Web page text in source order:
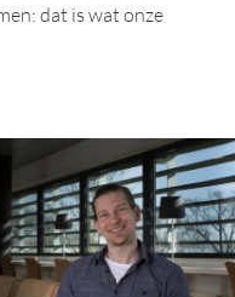
dat is wat onze